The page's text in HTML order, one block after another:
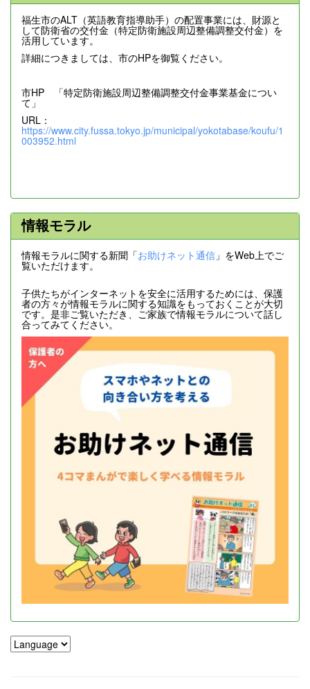
福生市のALT（英語教育指導助手）の配置事業には、財源と
して防衛省の交付金（特定防衛施設周辺整備調整交付金）を
活用しています。
詳細につきましては、市のHPを御覧ください。
市HP 「特定防衛施設周辺整備調整交付金事業基金につい
て」
URL：
https://www.city.fussa.tokyo.jp/municipal/yokotabase/koufu/1
003952.html
情報モラル
情報モラルに関する新聞「お助けネット通信 」をWeb上でご
覧いただけます。
子供たちがインターネットを安全に活用するためには、保護
者の方々が情報モラルに関する知識をもっておくことが大切
です。是非ご覧いただき、ご家族で情報モラルについて話し
合ってみてください。